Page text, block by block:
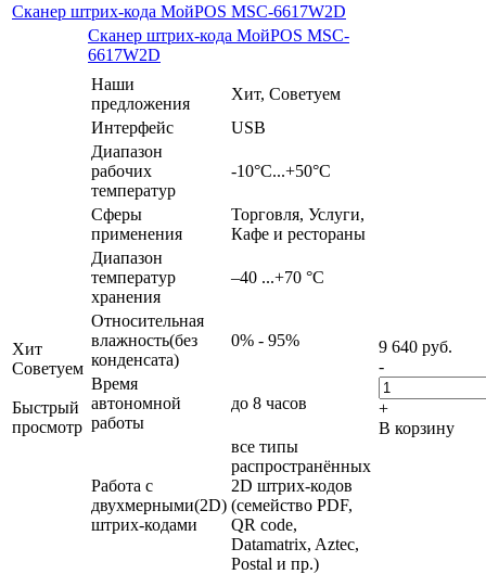
Сканер штрих-кода МойPOS MSC-6617W2D
Хит
Советуем
Быстрый
просмотр
Сканер штрих-кода МойPOS MSC-
6617W2D
Наши
предложения
Хит, Советуем
Интерфейс
USB
Диапазон
рабочих
температур
-10°С...+50°C
Сферы
применения
Торговля, Услуги,
Кафе и рестораны
Диапазон
температур
хранения
–40 ...+70 °C
Относительная
влажность(без
конденсата)
0% - 95%
Время
автономной
работы
до 8 часов
Работа с
двухмерными(2D)
штрих-кодами
все типы
распространённых
2D штрих-кодов
(семейство PDF,
QR code,
Datamatrix, Aztec,
Postal и пр.)
9 640 руб.
-
+
В корзину